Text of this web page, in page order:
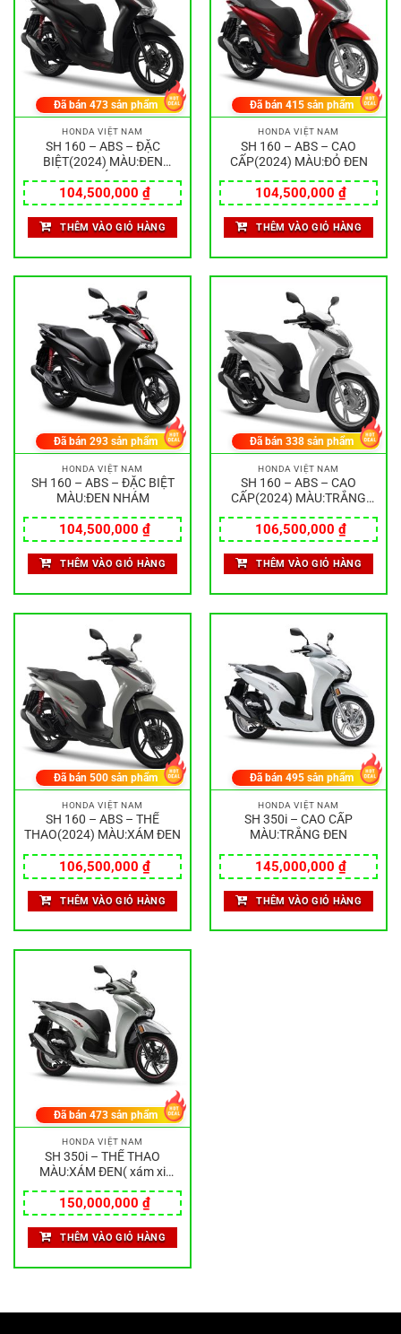
HONDA VIỆT NAM
SH 160 – ABS – ĐẶC
BIỆT(2024) MÀU:ĐEN
104,500,000 ₫
Đã bán473 sản phẩm
THÊM VÀO GIỎ HÀNG
HONDA VIỆT NAM
SH 160 – ABS – CAO
CẤP(2024) MÀU:ĐỎ ĐEN
104,500,000 ₫
Đã bán415 sản phẩm
THÊM VÀO GIỎ HÀNG
HONDA VIỆT NAM
SH 160 – ABS – ĐẶC BIỆT
MÀU:ĐEN NHÁM
104,500,000 ₫
Đã bán293 sản phẩm
THÊM VÀO GIỎ HÀNG
HONDA VIỆT NAM
SH 160 – ABS – CAO
CẤP(2024) MÀU:TRẮNG
106,500,000 ₫
Đã bán338 sản phẩm
THÊM VÀO GIỎ HÀNG
HONDA VIỆT NAM
SH 160 – ABS – THỂ
THAO(2024) MÀU:XÁM ĐEN
106,500,000 ₫
Đã bán500 sản phẩm
THÊM VÀO GIỎ HÀNG
HONDA VIỆT NAM
SH 350i – CAO CẤP
MÀU:TRẮNG ĐEN
145,000,000 ₫
Đã bán495 sản phẩm
THÊM VÀO GIỎ HÀNG
HONDA VIỆT NAM
SH 350i – THỂ THAO
MÀU:XÁM ĐEN( xám xi
150,000,000 ₫
Đã bán473 sản phẩm
THÊM VÀO GIỎ HÀNG